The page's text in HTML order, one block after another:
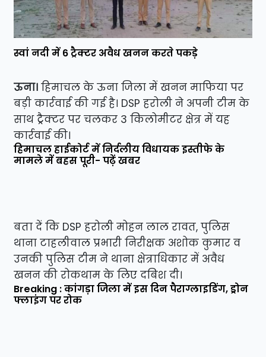
स्वां नदी में 6 ट्रैक्टर अवैध खनन करते पकड़े
ऊना। हिमाचल के ऊना जिला में खनन माफिया पर
बड़ी कार्रवाई की गई है। DSP हरोली ने अपनी टीम के
साथ ट्रैक्टर पर चलकर 3 किलोमीटर क्षेत्र में यह
कार्रवाई की।
हिमाचल हाईकोर्ट में निर्दलीय विधायक इस्तीफे के
मामले में बहस पूरी- पढ़ें खबर
बता दें कि DSP हरोली मोहन लाल रावत, पुलिस
थाना टाहलीवाल प्रभारी निरीक्षक अशोक कुमार व
उनकी पुलिस टीम ने थाना क्षेत्राधिकार में अवैध
खनन की रोकथाम के लिए दबिश दी।
Breaking : कांगड़ा जिला में इस दिन पैराग्लाइडिंग, ड्रोन
फ्लाइंग पर रोक